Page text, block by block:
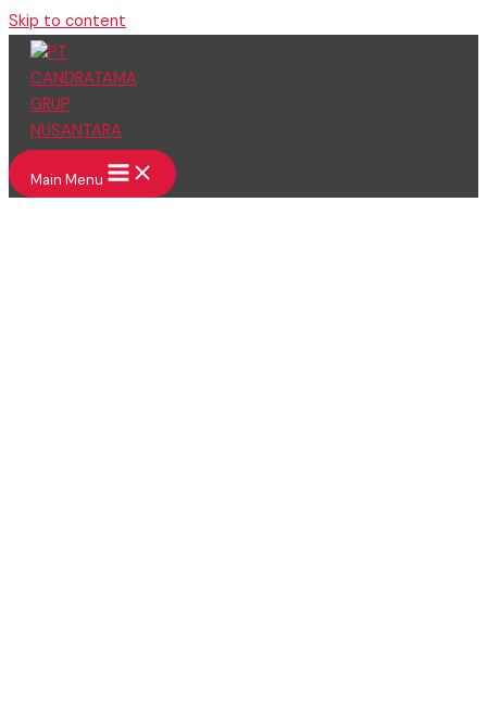
Skip to content
Main Menu